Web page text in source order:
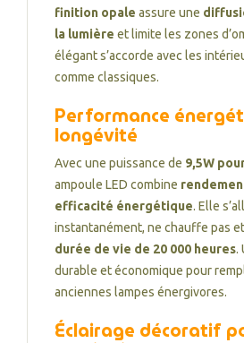
finition opale assure une
la lumière et limite les zones
élégant s’accorde avec les
comme classiques.
Performance
longévité
Avec une puissance de 9,5W
ampoule LED combine
efficacité énergétique. Elle
instantanément, ne chauffe pas
durée de vie de 20 000 heures.
durable et économique pour
anciennes lampes énergivores.
Éclairage décoratif